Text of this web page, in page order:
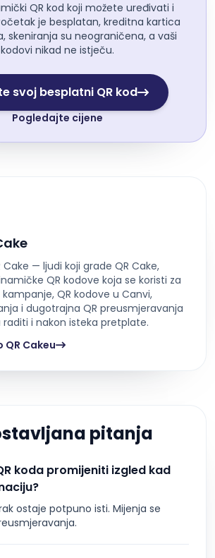
QR kod koji možete uređivati i
je besplatan, kreditna kartica
skeniranja su neograničena, a vaši
kodovi nikad ne istječu.
svoj besplatni QR kod
Pogledajte cijene
— ljudi koji grade QR Cake,
QR kodove koja se koristi za
QR kodove u Canvi,
i dugotrajna QR preusmjeravanja
i nakon isteka pretplate.
QR Cakeu
pitanja
koda promijeniti izgled kad
ostaje potpuno isti. Mijenja se